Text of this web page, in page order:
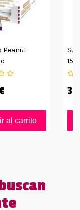
Peanut
al carrito